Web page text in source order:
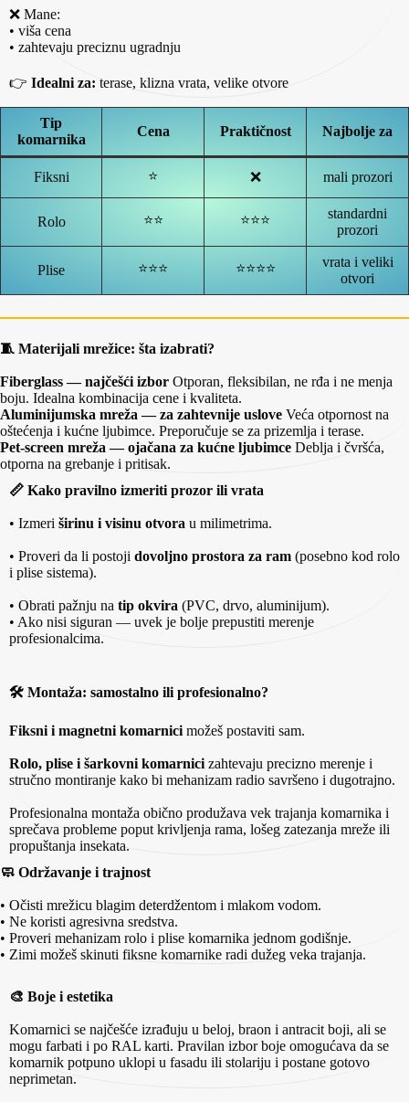
❌ Mane:
• viša cena
• zahtevaju preciznu ugradnju
👉 Idealni za: terase, klizna vrata, velike otvore
Tip
komarnika
Cena Praktičnost Najbolje za
Fiksni ⭐ ❌ mali prozori
Rolo ⭐⭐ ⭐⭐⭐
standardni
prozori
Plise ⭐⭐⭐ ⭐⭐⭐⭐
vrata i veliki
otvori
🧵 Materijali mrežice: šta izabrati?
Fiberglass — najčešći izbor Otporan, fleksibilan, ne rđa i ne menja
boju. Idealna kombinacija cene i kvaliteta.
Aluminijumska mreža — za zahtevnije uslove Veća otpornost na
oštećenja i kućne ljubimce. Preporučuje se za prizemlja i terase.
Pet‑screen mreža — ojačana za kućne ljubimce Deblja i čvršća,
otporna na grebanje i pritisak.
📏 Kako pravilno izmeriti prozor ili vrata
• Izmeri širinu i visinu otvora u milimetrima.
• Proveri da li postoji dovoljno prostora za ram (posebno kod rolo
i plise sistema).
• Obrati pažnju na tip okvira (PVC, drvo, aluminijum).
• Ako nisi siguran — uvek je bolje prepustiti merenje
profesionalcima.
🛠️ Montaža: samostalno ili profesionalno?
Fiksni i magnetni komarnicimožeš postaviti sam.
Rolo, plise i šarkovni komarnicizahtevaju precizno merenje i
stručno montiranje kako bi mehanizam radio savršeno i dugotrajno.
Profesionalna montaža obično produžava vek trajanja komarnika i
sprečava probleme poput krivljenja rama, lošeg zatezanja mreže ili
propuštanja insekata.
🧼 Održavanje i trajnost
• Očisti mrežicu blagim deterdžentom i mlakom vodom.
• Ne koristi agresivna sredstva.
• Proveri mehanizam rolo i plise komarnika jednom godišnje.
• Zimi možeš skinuti fiksne komarnike radi dužeg veka trajanja.
🎨 Boje i estetika
Komarnici se najčešće izrađuju u beloj, braon i antracit boji, ali se
mogu farbati i po RAL karti. Pravilan izbor boje omogućava da se
komarnik potpuno uklopi u fasadu ili stolariju i postane gotovo
neprimetan.